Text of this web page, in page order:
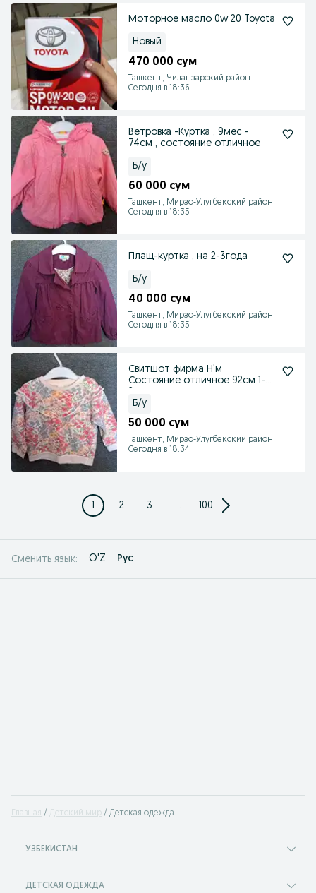
Моторное масло 0w 20 Toyota
Новый
470 000 сум
Ташкент, Чиланзарский район
Сегодня в 18:36
Ветровка -Куртка , 9мес -
74см , состояние отличное
Б/у
60 000 сум
Ташкент, Мирзо-Улугбекский район
Сегодня в 18:35
Плащ-куртка , на 2-3года
Б/у
40 000 сум
Ташкент, Мирзо-Улугбекский район
Сегодня в 18:35
Свитшот фирма Н'м
Состояние отличное 92см 1-
Б/у
50 000 сум
Ташкент, Мирзо-Улугбекский район
Сегодня в 18:34
1 2 3 ... 100
Сменить язык: O'Z Рус
Главная Детский мир Детская одежда
УЗБЕКИСТАН
ДЕТСКАЯ ОДЕЖДА